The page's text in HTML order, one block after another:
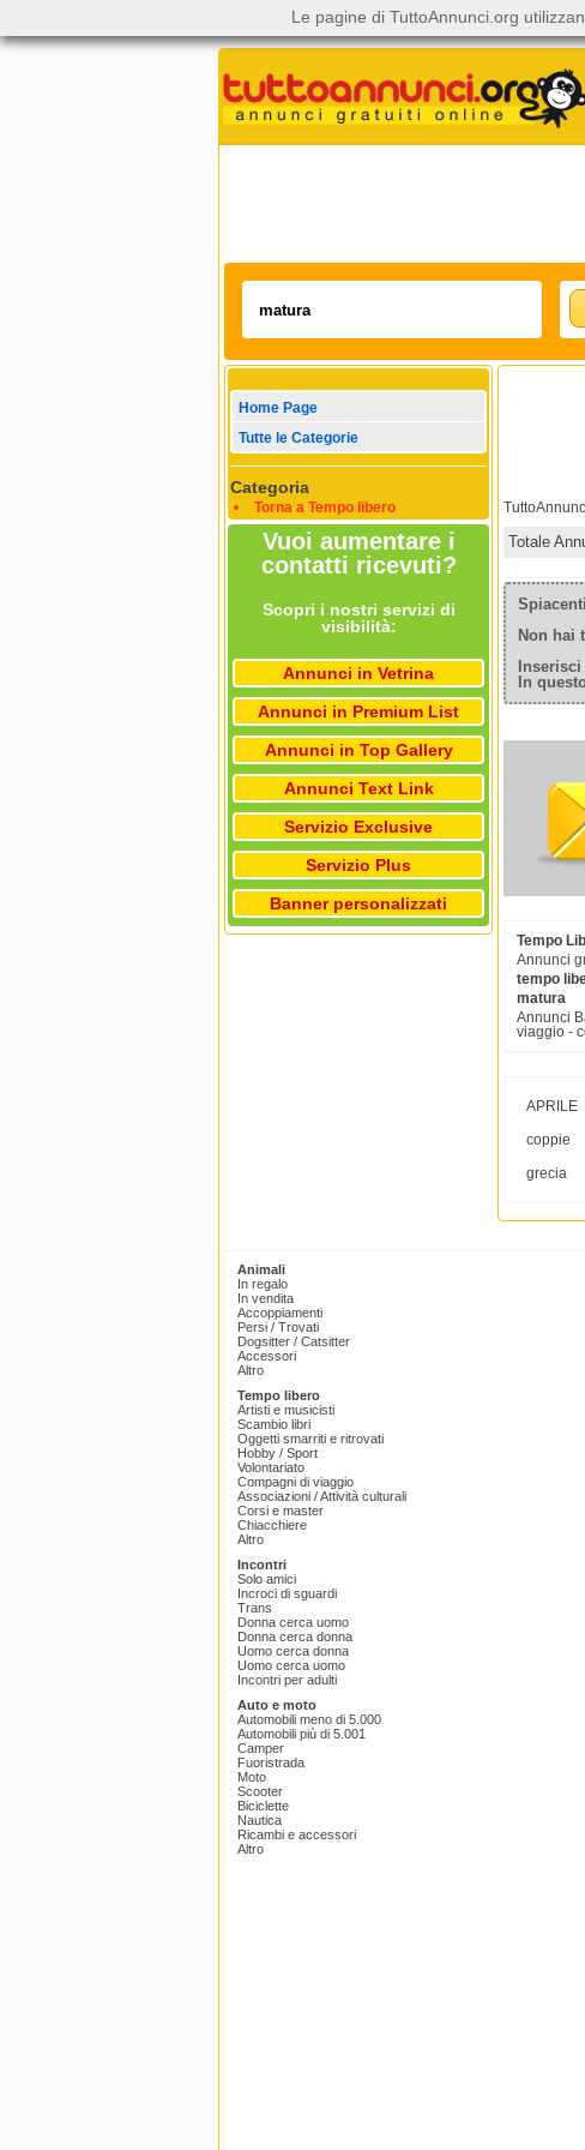
Home Page
Tutte le Categorie
Categoria
Torna a Tempo libero
Vuoi aumentare i
contatti ricevuti?
Scopri i nostri servizi di
visibilità:
Annunci in Vetrina
Annunci in Premium List
Annunci in Top Gallery
Annunci Text Link
Servizio Exclusive
Servizio Plus
Banner personalizzati
Totale
Non hai
In
Tempo
Annunci
tempo
matura
Annunci
viaggio -
APRILE
coppie
grecia
Animali
In regalo
In vendita
Accoppiamenti
Persi / Trovati
Dogsitter / Catsitter
Accessori
Altro
Tempo libero
Artisti e musicisti
Scambio libri
Oggetti smarriti e ritrovati
Hobby / Sport
Volontariato
Compagni di viaggio
Associazioni / Attività culturali
Corsi e master
Chiacchiere
Altro
Incontri
Solo amici
Incroci di sguardi
Trans
Donna cerca uomo
Donna cerca donna
Uomo cerca donna
Uomo cerca uomo
Incontri per adulti
Auto e moto
Automobili meno di 5.000
Automobili più di 5.001
Camper
Fuoristrada
Moto
Scooter
Biciclette
Nautica
Ricambi e accessori
Altro
Le pagine di TuttoAnnunci.org